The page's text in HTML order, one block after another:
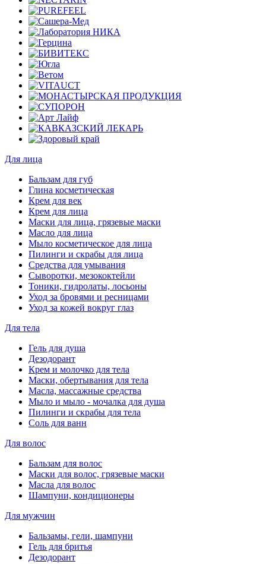
Для лица
Бальзам для губ
Глина косметическая
Крем для век
Крем для лица
Маски для лица, грязевые маски
Масло для лица
Мыло косметическое для лица
Пилинги и скрабы для лица
Средства для умывания
Сыворотки, мезококтейли
Тоники, гидролаты, лосьоны
Уход за бровями и ресницами
Уход за кожей вокруг глаз
Для тела
Гель для душа
Дезодорант
Крем и молочко для тела
Маски, обертывания для тела
Масла, массажные средства
Мыло и мыло - мочалка для душа
Пилинги и скрабы для тела
Соль для ванн
Для волос
Бальзам для волос
Маски для волос, грязевые маски
Масла для волос
Шампуни, кондиционеры
Для мужчин
Бальзамы, гели, шампуни
Гель для бритья
Дезодорант